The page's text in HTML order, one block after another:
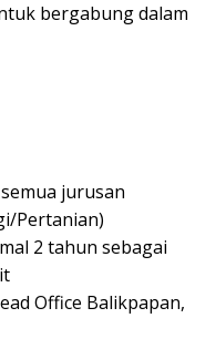
bergabung dalam
jurusan
Pertanian)
2 tahun sebagai
Office Balikpapan,